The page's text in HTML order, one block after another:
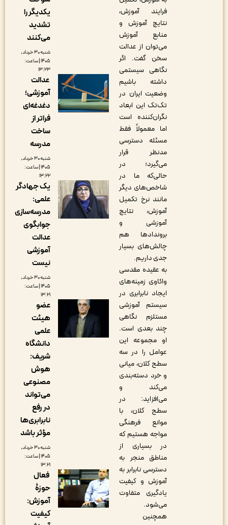
فرایند آموزش،
نتایج آموزش و
منابع آموزش
می‌توان از عدالت
سخن گفت. اگر
نگاهی سیستمی
داشته باشیم
وضعیت ایران در
تک‌تک این ابعاد
نگران‌‌کننده است
اما معمولاً فقط
مسئله دسترسی
مدنظر قرار
می‌گیرد؛ در
حالی‌که ما در
شاخص‌های دیگر
مانند نرخ تکمیل
آموزش، نتایج
آموزشی و
بروندادها هم
چالش‌های بسیار
جدی داریم.
به عقیده مقدسی
واکاوی زمینه‌های
ایجاد نابرابری در
سیستم آموزشی
مستلزم نگاهی
چند بعدی است.
او مجموعه این
عوامل را در سه
سطح کلان، میانی
و خرد دسته‌بندی
می‌کند و
می‌افزاید: در
سطح کلان، با
موانع فرهنگی
مواجه هستیم که
در بسیاری از
مناطق منجر به
دسترسی نابرابر به
آموزش و کیفیت
یادگیری متفاوت
می‌شود.
همچنین
یکدیگر را
می‌کنند
شنبه ۳۰ خرداد,
۱۴۰۵ | ساعت:
عدالت
آموزشی؛
دغدغه‌ای
شنبه ۳۰ خرداد,
۱۴۰۵ | ساعت:
یک جهادگر
علمی:
مدرسه‌سازی
جوابگوی
آموزشی
شنبه ۳۰ خرداد,
۱۴۰۵ | ساعت:
هیئت
علمی
دانشگاه
مصنوعی
می‌تواند
نابرابری‌ها
مؤثر باشد
شنبه ۳۰ خرداد,
۱۴۰۵ | ساعت:
فعال
حوزۀ
آموزش: